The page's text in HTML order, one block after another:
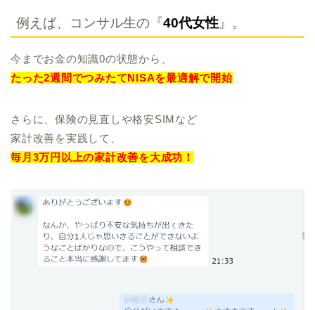
例えば、コンサル生の『40代女性 』。
今までお金の知識0の状態から、
たった2週間でつみたてNISAを最適解で開始
さらに、保険の見直しや格安SIMなど
家計改善を実践して、
毎月3万円以上の家計改善を大成功！